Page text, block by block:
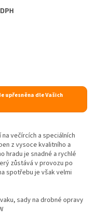
upřesněna dle Vašich
večírcích a speciálních
z vysoce kvalitního a
hradu je snadné a rychlé
zůstává v provozu po
spotřebu je však velmi
sady na drobné opravy